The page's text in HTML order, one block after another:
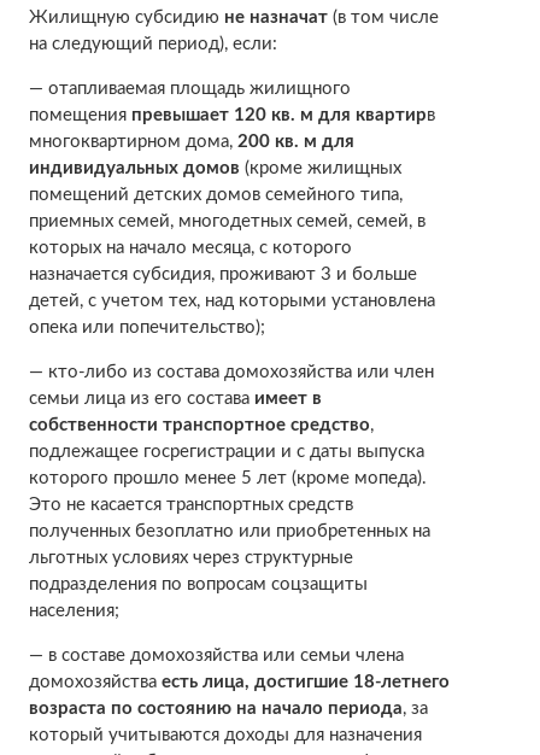
Жилищную субсидию не назначат(в том числе
на следующий период), если:
— отапливаемая площадь жилищного
помещения превышает 120 кв. м для квартирв
многоквартирном дома, 200 кв. м для
индивидуальных домов (кроме жилищных
помещений детских домов семейного типа,
приемных семей, многодетных семей, семей, в
которых на начало месяца, с которого
назначается субсидия, проживают 3 и больше
детей, с учетом тех, над которыми установлена
опека или попечительство);
— кто-либо из состава домохозяйства или член
семьи лица из его состава имеет в
собственности транспортное средство,
подлежащее госрегистрации и с даты выпуска
которого прошло менее 5 лет (кроме мопеда).
Это не касается транспортных средств
полученных безоплатно или приобретенных на
льготных условиях через структурные
подразделения по вопросам соцзащиты
населения;
— в составе домохозяйства или семьи члена
домохозяйства есть лица, достигшие 18-летнего
возраста по состоянию на начало периода, за
который учитываются доходы для назначения